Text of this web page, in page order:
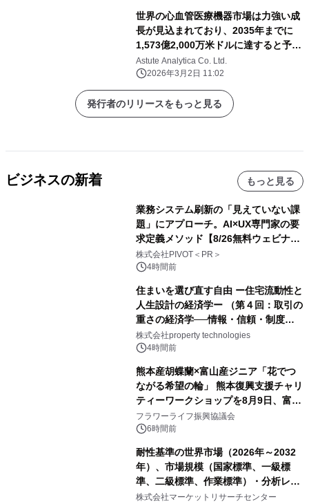
世界の心血管医療機器市場は力強い成
長が見込まれており、2035年までに
1,573億2,000万米ドルに達すると予測
されている。
Astute Analytica Co. Ltd.
2026年3月2日 11:02
発行者のリリースをもっと見る
ビジネスの新着 もっと見る
業務システム刷新の「見えていない課
題」にアプローチ。AI×UX専門家の要
求定義メソッド【8/26無料ウェビナ
ー】株式会社PIVOT
株式会社PIVOT＜PR＞
4時間前
住まいを選び直す自由 ー住宅流動性と
人生設計の経済学ー （第４回：取引の
重さの経済学──情報・信頼・制度を
PropTechはどう組み替えるか）｜
PropTech-Lab
株式会社property technologies
4時間前
熊本産胡蝶蘭×富山産ジニア「花でつ
ながる希望の輪」 熊本復興支援チャリ
ティーワークショップを8月9日、富
山・射水で開催
フラワーライフ振興協議会
6時間前
耐性基準の世界市場（2026年～2032
年）、市場規模（国家標準、一級標
準、二級標準、作業標準）・分析レポ
ートを発表
株式会社マーケットリサーチセンター